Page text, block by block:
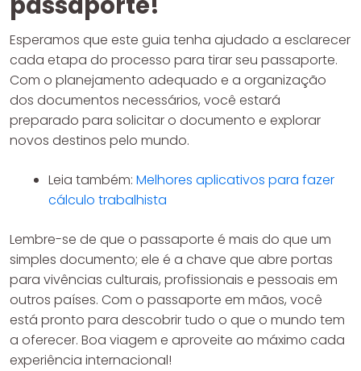
Esperamos que este guia tenha ajudado a esclarecer
cada etapa do processo para tirar seu passaporte.
Com o planejamento adequado e a organização
dos documentos necessários, você estará
preparado para solicitar o documento e explorar
novos destinos pelo mundo.
Leia também: Melhores aplicativos para fazer
cálculo trabalhista
Lembre-se de que o passaporte é mais do que um
simples documento; ele é a chave que abre portas
para vivências culturais, profissionais e pessoais em
outros países. Com o passaporte em mãos, você
está pronto para descobrir tudo o que o mundo tem
a oferecer. Boa viagem e aproveite ao máximo cada
experiência internacional!